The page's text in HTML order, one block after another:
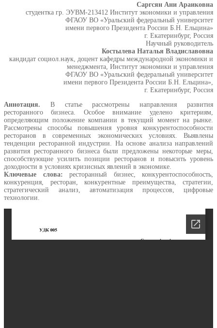
Саргсян Ани Араиковна
студентка гр. ЭУВМ-213412 Институт экономики и управления
ФГАОУ ВО «Уральский федеральный университет
имени первого Президента России Б.Н. Ельцина»
г. Екатеринбург, Россия
Научный руководитель
Костылева Наталья Владиславовна
кандидат социол.наук, доцент кафедры международной экономики и
менеджмента, Институт экономики и управления
ФГАОУ ВО «Уральский федеральный университет
имени первого Президента России Б.Н. Ельцина»,
г. Екатеринбург, Россия
Аннотация. В статье рассмотрены направления развития
ресторанного бизнеса. Особое внимание уделено критериям,
определяющим положение компании в текущий момент на рынке.
Рассмотрены способы повышения уровня конкурентоспособности
ресторанов в современных экономических условиях. Выявлены
тенденции ресторанной индустрии. На основе анализа направлений
развития ресторанного бизнеса были предложены некоторые меры,
способствующие усилить позиции ресторанов и повысить уровень
доходности в условиях кризисных явлений в экономике.
Ключевые слова: ресторанный бизнес, конкурентоспособность,
конкуренция, ресторан, конкурентные преимущества, стратегии,
стратегический анализ, автоматизация процессов, цифровые
технологии.